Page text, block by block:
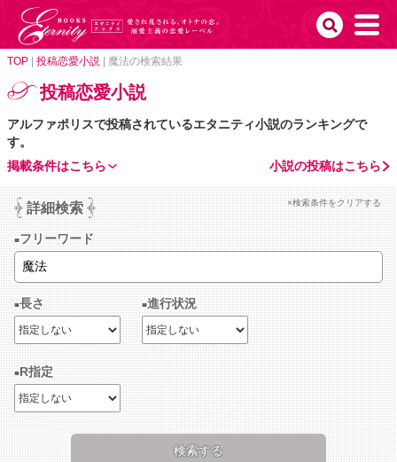
TOP 投稿恋愛小説 魔法の検索結果
投稿恋愛小説
アルファポリスで投稿されているエタニティ小説のランキングで
す。
小説の投稿はこちら
掲載条件はこちら
詳細検索 ×検索条件をクリアする
フリーワード
長さ 進行状況
R指定